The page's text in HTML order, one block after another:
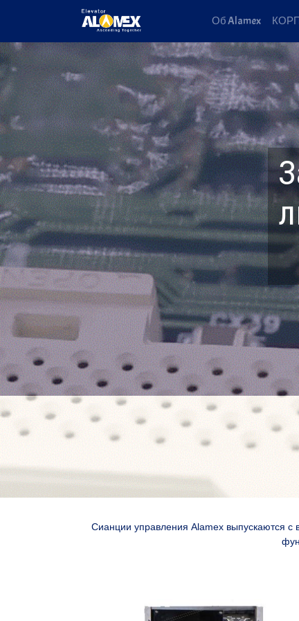
Об Alamex
Сианции управления Alamex выпускаются